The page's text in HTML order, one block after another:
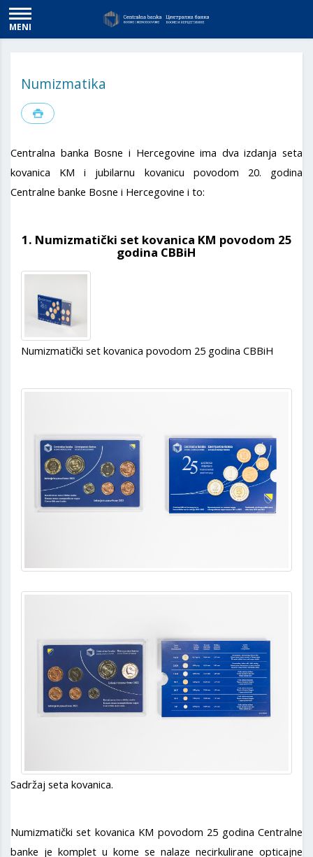
MENI
Numizmatika
Centralna banka Bosne i Hercegovine ima dva izdanja seta
kovanica KM i jubilarnu kovanicu povodom 20. godina
Centralne banke Bosne i Hercegovine i to:
1. Numizmatički set kovanica KM povodom 25
godina CBBiH
Numizmatički set kovanica povodom 25 godina CBBiH
Sadržaj seta kovanica.
Numizmatički set kovanica KM povodom 25 godina Centralne
banke je komplet u kome se nalaze necirkulirane opticajne